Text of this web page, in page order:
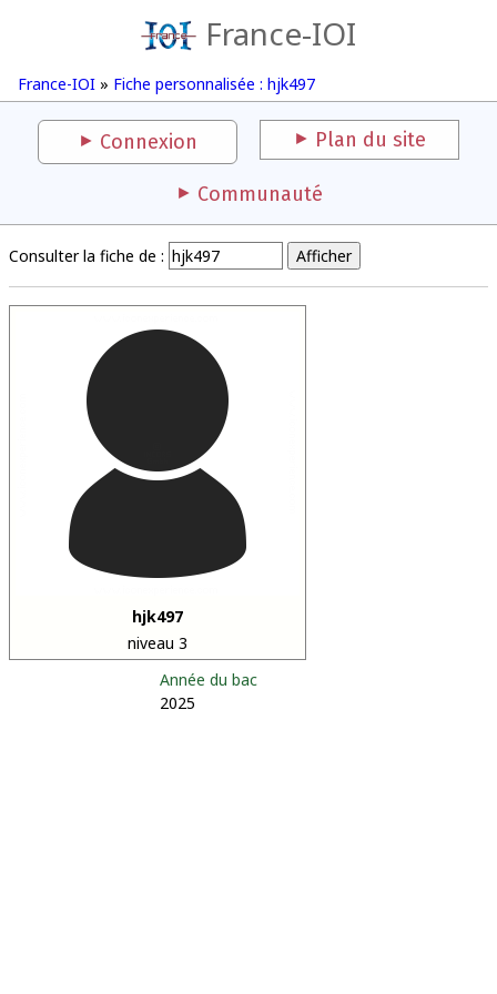
France-IOI
France-IOI » Fiche personnalisée : hjk497
Connexion Plan du site
Communauté
Consulter la fiche de :
hjk497
niveau 3
Année du bac
2025